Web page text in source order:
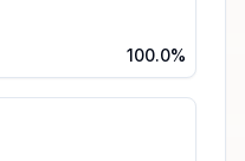
100.0%